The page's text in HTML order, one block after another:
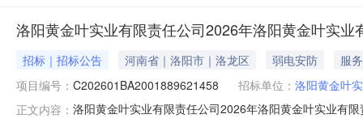
洛阳黄金叶实业有限责任公司2026年洛阳黄金叶实
招标｜招标公告 河南省｜洛阳市｜洛龙区 弱电安防
服务
项目编号： C202601BA2001889621458 招标单位： 洛阳黄金叶
正文内容： 洛阳黄金叶实业有限责任公司2026年洛阳黄金叶实业有